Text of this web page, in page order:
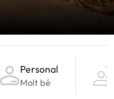
Personal
Molt bé